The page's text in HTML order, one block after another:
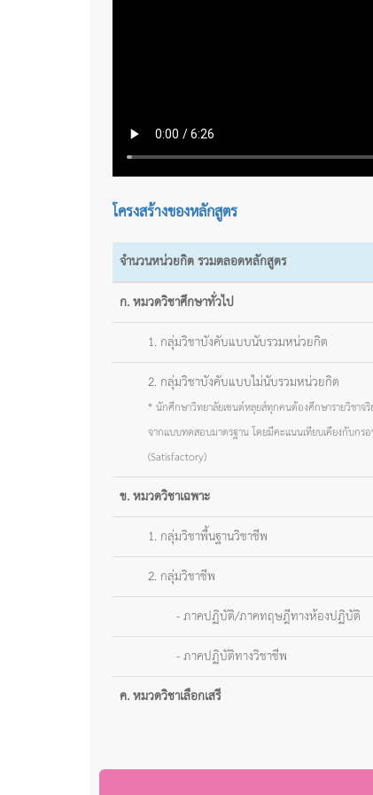
โครงสร้างของหลักสูตร
จำนวนหน่วยกิต รวมตลอดหลักสูตร
ก. หมวดวิชาศึกษาทั่วไป
1. กลุ่มวิชาบังคับแบบนับรวมหน่วยกิต
2. กลุ่มวิชาบังคับแบบไม่นับรวมหน่วยกิต
* นักศึกษาวิทยาลัยเซนต์หลุยส์ทุกคนต้องศึกษารายวิชาจ
จากแบบทดสอบมาตรฐาน โดยมีคะแนนเทียบเคียงกับกร
(Satisfactory)
ข. หมวดวิชาเฉพาะ
1. กลุ่มวิชาพื้นฐานวิชาชีพ
2. กลุ่มวิชาชีพ
- ภาคปฏิบัติ/ภาคทฤษฎีทางห้องปฏิบัติ
- ภาคปฏิบัติทางวิชาชีพ
ค. หมวดวิชาเลือกเสรี